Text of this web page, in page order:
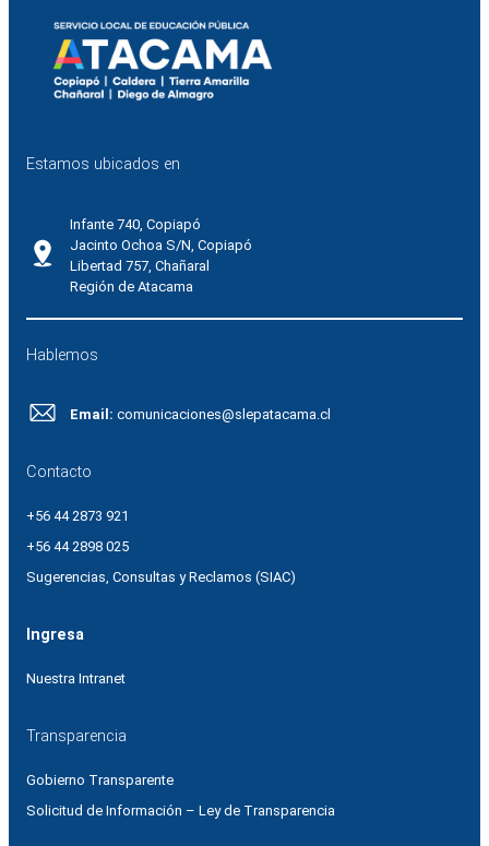
Estamos ubicados en
Infante 740, Copiapó
Jacinto Ochoa S/N, Copiapó
Libertad 757, Chañaral
Región de Atacama
Hablemos
Email: comunicaciones@slepatacama.cl
Contacto
+56 44 2873 921
+56 44 2898 025
Sugerencias, Consultas y Reclamos (SIAC)
Ingresa
Nuestra Intranet
Transparencia
Gobierno Transparente
Solicitud de Información – Ley de Transparencia